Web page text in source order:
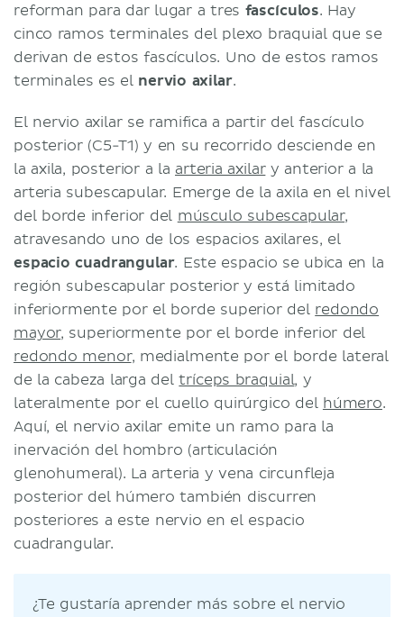
reforman para dar lugar a tres fascículos. Hay
cinco ramos terminales del plexo braquial que se
derivan de estos fascículos. Uno de estos ramos
terminales es elnervio axilar.
El nervio axilar se ramifica a partir del fascículo
posterior (C5-T1) y en su recorrido desciende en
la axila, posterior a la arteria axilary anterior a la
arteria subescapular. Emerge de la axila en el nivel
del borde inferior del músculo subescapular,
atravesando uno de los espacios axilares, el
espacio cuadrangular. Este espacio se ubica en la
región subescapular posterior y está limitado
inferiormente por el borde superior del redondo
mayor, superiormente por el borde inferior del
redondo menor, medialmente por el borde lateral
de la cabeza larga deltríceps braquial, y
lateralmente por el cuello quirúrgico del húmero.
Aquí, el nervio axilar emite un ramo para la
inervación del hombro (articulación
glenohumeral). La arteria y vena circunfleja
posterior del húmero también discurren
posteriores a este nervio en el espacio
cuadrangular.
¿Te gustaría aprender más sobre el nervio